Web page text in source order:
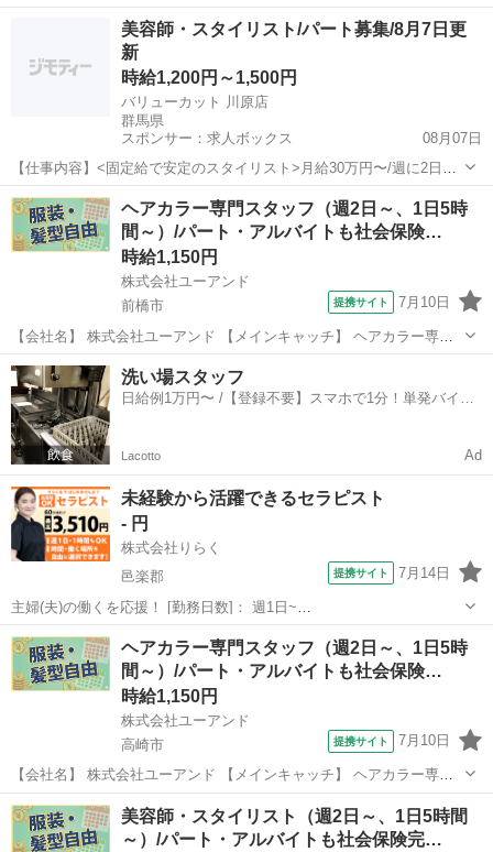
スタッフ（週2日～、1日5時間～）/パート・アルバイトも社会保険完
備！/有給休暇年間１２日間（月１日程度） 【お仕事内容】 ［前橋
市］美容室のカラースタッ...
エステ
美容師・スタイリスト/パート募集/8月7日更
新
時給1,200円～1,500円
バリューカット 川原店
群馬県
スポンサー：求人ボックス
08月07日
【仕事内容】<固定給で安定のスタイリスト>月給30万円〜/週に2日は
必ずお休み/5連休あり <募集職種> 美容師 <仕事内容> カット、洗髪、
ヘアカラーなど施術全般を対応いただきます。 当サロンでは、カット
のお客様がメインとなりま...
アルバイト・パート
ヘアカラー専門スタッフ（週2日～、1日5時
間～）/パート・アルバイトも社会保険…
時給1,150円
株式会社ユーアンド
前橋市
提携サイト 7月10日
【会社名】 株式会社ユーアンド 【メインキャッチ】 ヘアカラー専門
スタッフ（週2日～、1日5時間～）/パート・アルバイトも社会保険完
備！/有給休暇年間１２日間（月１日程度） 【お仕事内容】 ［前橋
市］美容室のカラースタッ...
群馬 前橋市 エステ
洗い場スタッフ
日給例1万円〜 /【登録不要】スマホで1分！単発バイト
Lacotto Ad
未経験から活躍できるセラピスト
- 円
株式会社りらく
邑楽郡
提携サイト 7月14日
主婦(夫)の働くを応援！ [勤務日数]： 週1日~
10:00~16:00/10:00~15:00/10:00~17:00/13:00~18:00/15:00~23:00 月/
火/水/木/金/土/日 などから選べます [...
群馬 邑楽郡 マッサージ
ヘアカラー専門スタッフ（週2日～、1日5時
間～）/パート・アルバイトも社会保険…
時給1,150円
株式会社ユーアンド
高崎市
提携サイト 7月10日
【会社名】 株式会社ユーアンド 【メインキャッチ】 ヘアカラー専門
スタッフ（週2日～、1日5時間～）/パート・アルバイトも社会保険完
備！/有給休暇年間１２日間（月１日程度） 【お仕事内容】 ［高崎
市］美容室のカラースタッ...
群馬 高崎市 エステ
美容師・スタイリスト（週2日～、1日5時間
～）/パート・アルバイトも社会保険完…